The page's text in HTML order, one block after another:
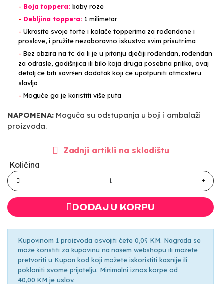
- Boja toppera: baby roze
- Debljina toppera: 1 milimetar
- Ukrasite svoje torte i kolače topperima za rođendane i
proslave, i pružite nezaboravno iskustvo svim prisutnima
- Bez obzira na to da li je u pitanju dječiji rođendan, rođendan
za odrasle, godišnjica ili bilo koja druga posebna prilika, ovaj
detalj će biti savršen dodatak koji će upotpuniti atmosferu
slavlja
- Moguće ga je koristiti više puta
NAPOMENA: Moguća su odstupanja u boji i ambalaži
proizvoda.
Zadnji artikli na skladištu
Količina
DODAJ U KORPU
Kupovinom 1 proizvoda osvojiti ćete 0,09 KM. Nagrada se
može koristiti za kupovinu na našem webshopu ili možete
pretvoriti u Kupon kod koji možete iskoristiti kasnije ili
pokloniti svome prijatelju. Minimalni iznos korpe od
40,00 KM je uslov.